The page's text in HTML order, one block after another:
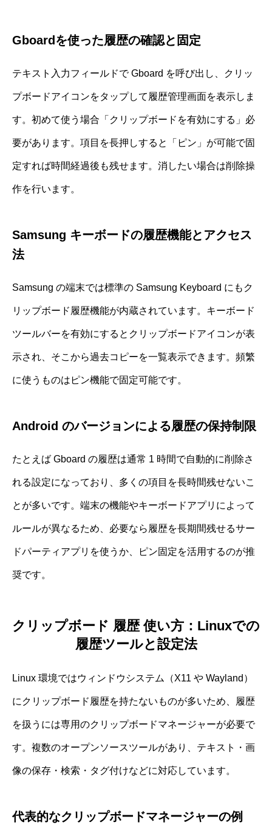
Gboardを使った履歴の確認と固定
テキスト入力フィールドで Gboard を呼び出し、クリッ
プボードアイコンをタップして履歴管理画面を表示しま
す。初めて使う場合「クリップボードを有効にする」必
要があります。項目を長押しすると「ピン」が可能で固
定すれば時間経過後も残せます。消したい場合は削除操
作を行います。
Samsung キーボードの履歴機能とアクセス
法
Samsung の端末では標準の Samsung Keyboard にもク
リップボード履歴機能が内蔵されています。キーボード
ツールバーを有効にするとクリップボードアイコンが表
示され、そこから過去コピーを一覧表示できます。頻繁
に使うものはピン機能で固定可能です。
Android のバージョンによる履歴の保持制限
たとえば Gboard の履歴は通常 1 時間で自動的に削除さ
れる設定になっており、多くの項目を長時間残せないこ
とが多いです。端末の機能やキーボードアプリによって
ルールが異なるため、必要なら履歴を長期間残せるサー
ドパーティアプリを使うか、ピン固定を活用するのが推
奨です。
クリップボード 履歴 使い方：Linuxでの
履歴ツールと設定法
Linux 環境ではウィンドウシステム（X11 や Wayland）
にクリップボード履歴を持たないものが多いため、履歴
を扱うには専用のクリップボードマネージャーが必要で
す。複数のオープンソースツールがあり、テキスト・画
像の保存・検索・タグ付けなどに対応しています。
代表的なクリップボードマネージャーの例